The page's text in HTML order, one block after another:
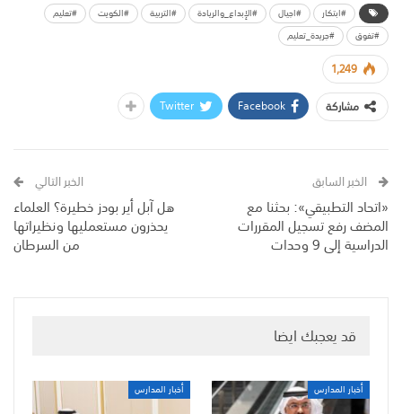
#ابتكار #اجيال #الإبداع_والريادة #التربية #الكويت
#تعليم
#تفوق
#جريدة_تعليم
1,249
مشاركة
Facebook
Twitter
الخبر السابق
«اتحاد التطبيقي»: بحثنا مع
المضف رفع تسجيل المقررات
الدراسية إلى 9 وحدات
الخبر التالي
هل آبل أير بودز خطيرة؟ العلماء
يحذرون مستعمليها ونظيراتها
من السرطان
قد يعجبك ايضا
أخبار المدارس أخبار المدارس